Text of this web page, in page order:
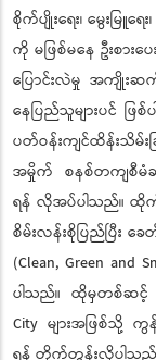
စိုက်ပျိုးရေး၊ မွေးမြူရ
ကို မဖြစ်မနေ ဦးစား
ပြောင်းလဲမှု အကျိုးဆ
နေပြည်သူများပင် ဖ
ပတ်ဝန်းကျင်ထိန်းသိမ်းခ
အမှိုက် စနစ်တကျစီမံခ
ရန် လိုအပ်ပါသည်။ ထိုကဲ့
စိမ်းလန်းစိုပြည်ပြီး ခ
(Clean, Green and
ပါသည်။ ထိုမှတစ်ဆင့် နို
City များအဖြစ်သို့
ရန် တိုက်တွန်းလိုပါသည်